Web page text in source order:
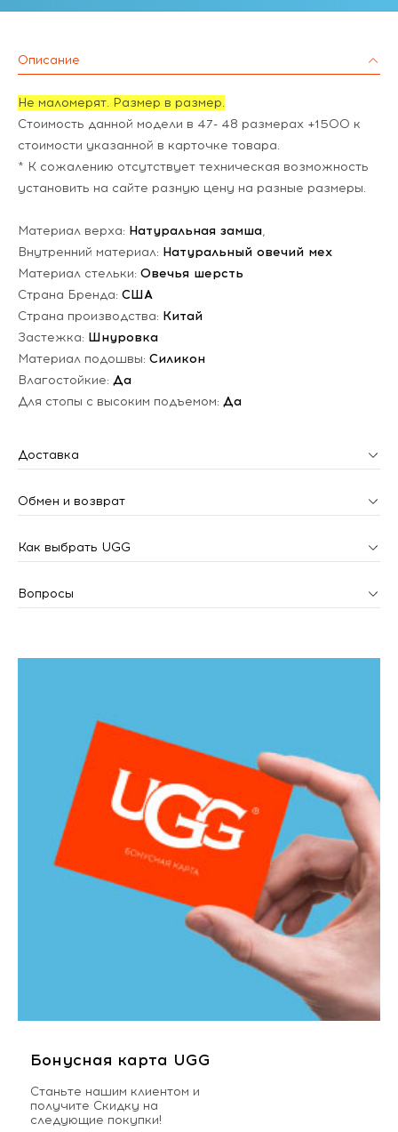
Описание
Не маломерят. Размер в размер.
Стоимость данной модели в 47- 48 размерах +1500 к
стоимости указанной в карточке товара.
* К сожалению отсутствует техническая возможность
установить на сайте разную цену на разные размеры.
Материал верха: Натуральная замша,
Внутренний материал: Натуральный овечий мех
Материал стельки: Овечья шерсть
Страна Бренда: США
Страна производства: Китай
Застежка: Шнуровка
Материал подошвы: Силикон
Влагостойкие: Да
Для стопы с высоким подъемом: Да
Доставка
Обмен и возврат
Как выбрать UGG
Вопросы
Бонусная карта UGG
Станьте нашим клиентом и
получите Скидку на
следующие покупки!